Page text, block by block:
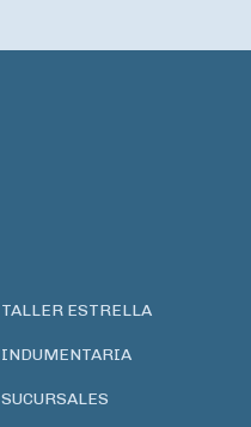
TALLER ESTRELLA
INDUMENTARIA
SUCURSALES